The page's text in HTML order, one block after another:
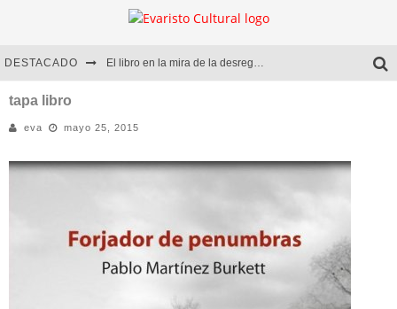
DESTACADO El libro en la mira de la desregulación
Diego Meret | Hotel Acapulco
Alejandra Correa | La nieve
tapa libro
eva mayo 25, 2015